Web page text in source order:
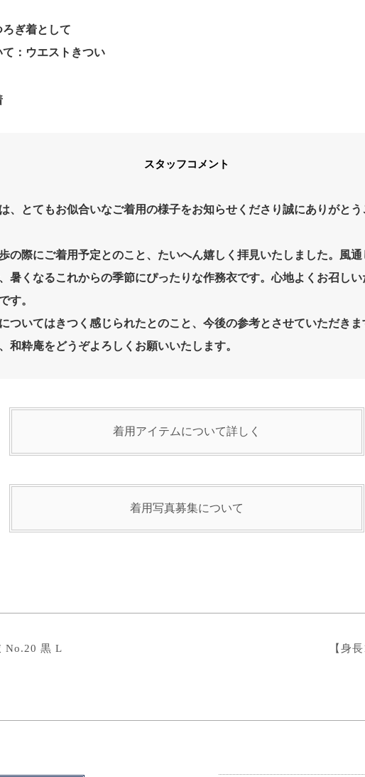
ぎ着として
：ウエストきつい
スタッフコメント
、とてもお似合いなご着用の様子をお知らせくださり誠にありがとう
の際にご着用予定とのこと、たいへん嬉しく拝見いたしました。風通
暑くなるこれからの季節にぴったりな作務衣です。心地よくお召しい
す。
ついてはきつく感じられたとのこと、今後の参考とさせていただきま
和粋庵をどうぞよろしくお願いいたします。
着用アイテムについて詳しく
着用写真募集について
No.20 黒 L 【身